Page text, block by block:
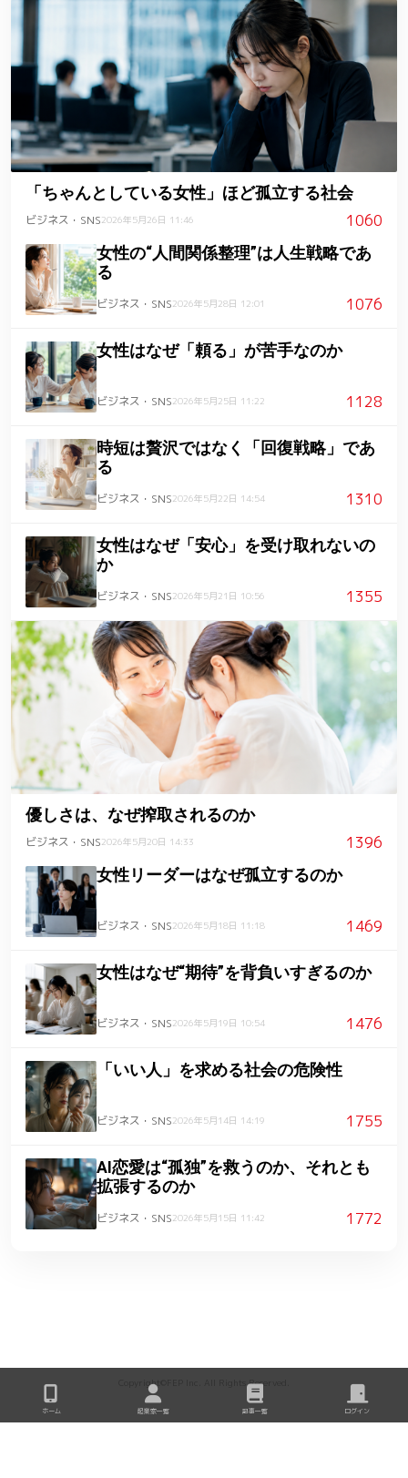
「ちゃんとしている女性」ほど孤立する社会
ビジネス・SNS2026年5月26日 11:46 1060
女性の“人間関係整理”は人生戦略であ
る
ビジネス・SNS2026年5月28日 12:01 1076
女性はなぜ「頼る」が苦手なのか
ビジネス・SNS2026年5月25日 11:22 1128
時短は贅沢ではなく「回復戦略」であ
る
ビジネス・SNS2026年5月22日 14:54 1310
女性はなぜ「安心」を受け取れないの
か
ビジネス・SNS2026年5月21日 10:56 1355
優しさは、なぜ搾取されるのか
ビジネス・SNS2026年5月20日 14:33 1396
女性リーダーはなぜ孤立するのか
ビジネス・SNS2026年5月18日 11:18 1469
女性はなぜ“期待”を背負いすぎるのか
ビジネス・SNS2026年5月19日 10:54 1476
「いい人」を求める社会の危険性
ビジネス・SNS2026年5月14日 14:19 1755
AI恋愛は“孤独”を救うのか、それとも
拡張するのか
ビジネス・SNS2026年5月15日 11:42 1772
Copyright©FEP Inc. All Rights Reserved.
ホーム 起業家一覧 記事一覧 ログイン